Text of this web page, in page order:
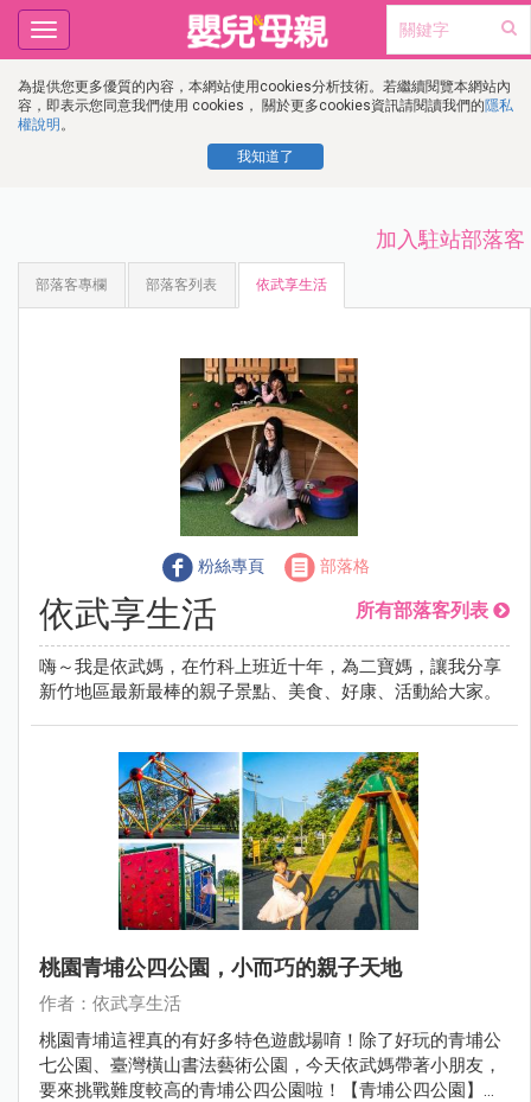
為提供您更多優質的內容，本網站使用cookies分析技術。若繼續閱覽本網站內
容，即表示您同意我們使用 cookies， 關於更多cookies資訊請閱讀我們的隱私
權說明 。
我知道了
Toggle
navigation
加入駐站部落客
部落客專欄 部落客列表 依武享生活
粉絲專頁 部落格
依武享生活 所有部落客列表
嗨～我是依武媽，在竹科上班近十年，為二寶媽，讓我分享
新竹地區最新最棒的親子景點、美食、好康、活動給大家。
桃園青埔公四公園，小而巧的親子天地
作者：依武享生活
桃園青埔這裡真的有好多特色遊戲場唷！除了好玩的青埔公
七公園、臺灣橫山書法藝術公園，今天依武媽帶著小朋友，
要來挑戰難度較高的青埔公四公園啦！【青埔公四公園】雖